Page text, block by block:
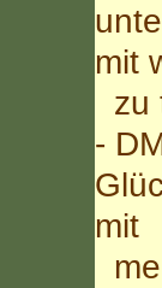
mit
zu
-
mit